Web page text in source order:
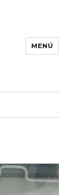
MENÚ